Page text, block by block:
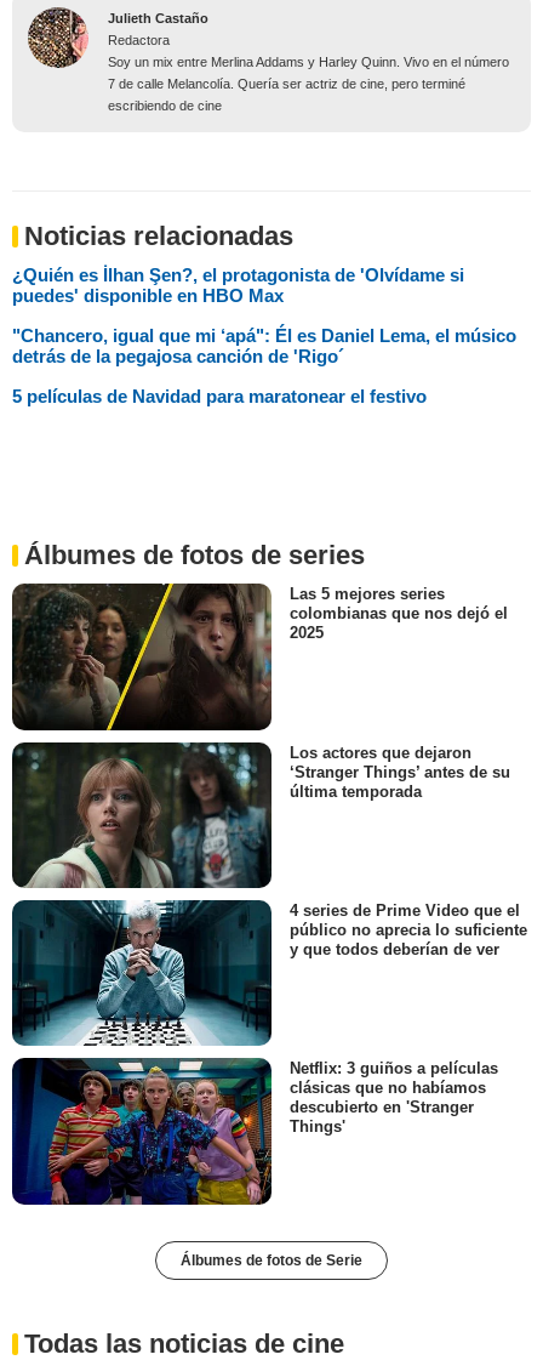
Julieth Castaño
Redactora
Soy un mix entre Merlina Addams y Harley Quinn. Vivo en el número
7 de calle Melancolía. Quería ser actriz de cine, pero terminé
escribiendo de cine
Noticias relacionadas
¿Quién es İlhan Şen?, el protagonista de 'Olvídame si
puedes' disponible en HBO Max
"Chancero, igual que mi ‘apá": Él es Daniel Lema, el músico
detrás de la pegajosa canción de 'Rigo´
5 películas de Navidad para maratonear el festivo
Álbumes de fotos de series
Las 5 mejores series
colombianas que nos dejó el
2025
Los actores que dejaron
‘Stranger Things’ antes de su
última temporada
4 series de Prime Video que el
público no aprecia lo suficiente
y que todos deberían de ver
Netflix: 3 guiños a películas
clásicas que no habíamos
descubierto en 'Stranger
Things'
Álbumes de fotos de Serie
Todas las noticias de cine